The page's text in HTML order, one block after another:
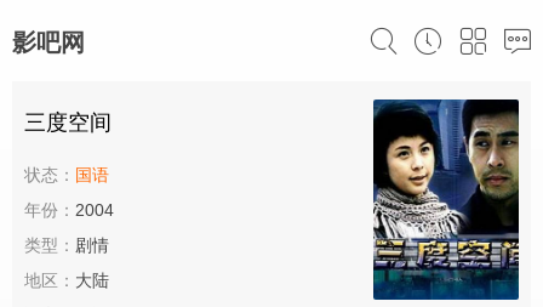
影吧网
三度空间
状态： 国语
年份： 2004
类型： 剧情
地区： 大陆